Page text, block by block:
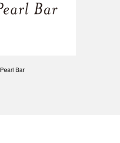
Pearl Bar